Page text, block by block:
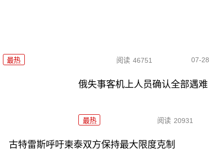
最热 阅读 46751 07-28
俄失事客机上人员确认全部遇难
最热 阅读 20931
古特雷斯呼吁柬泰双方保持最大限度克制